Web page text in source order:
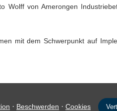
von Amerongen
mit dem Schwerpunkt auf
· Beschwerden · Cookies